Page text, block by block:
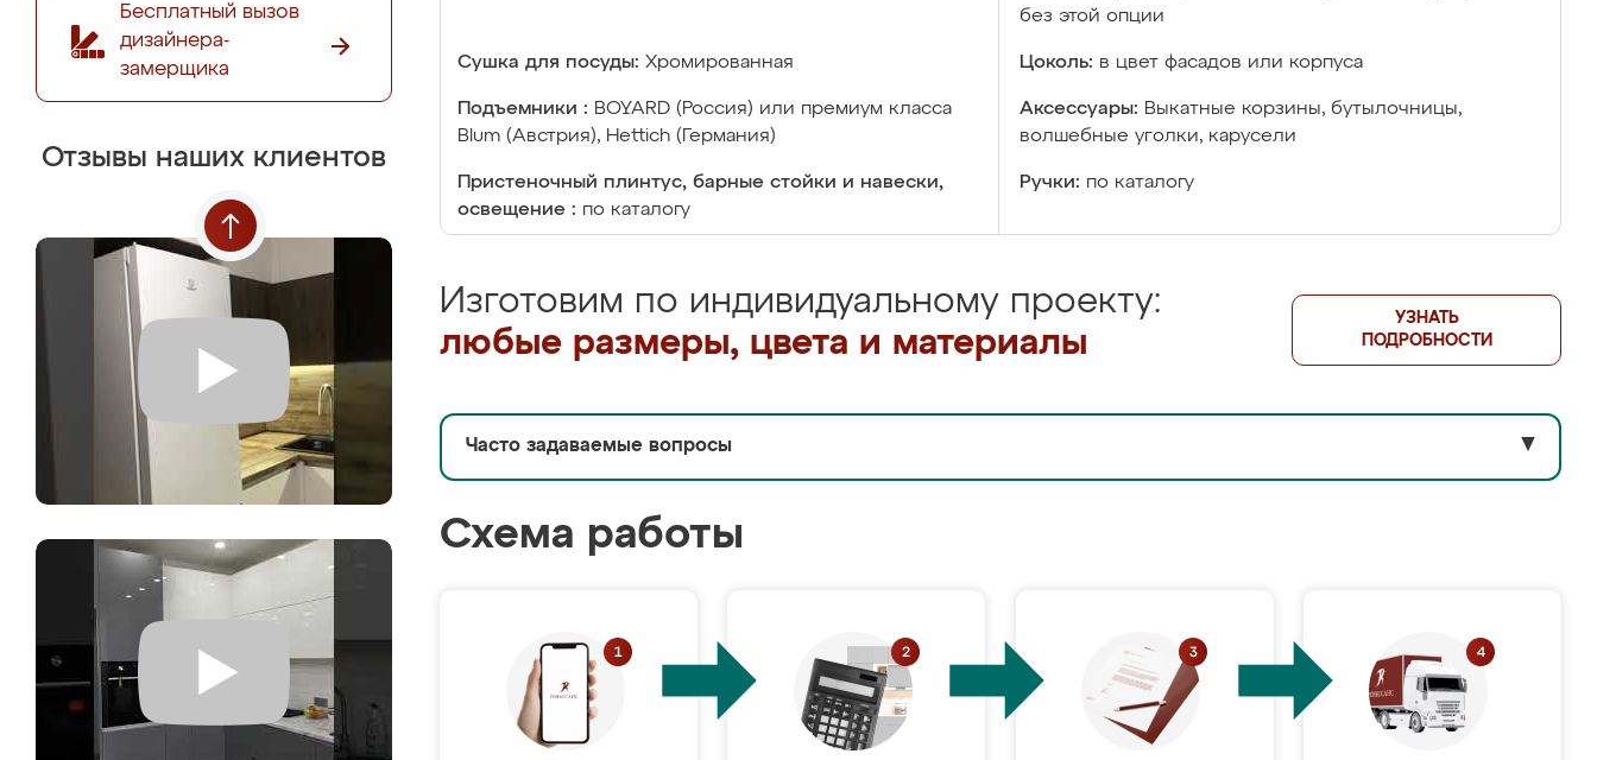
Бесплатный вызов
дизайнера-
замерщика
Отзывы наших клиентов
без этой опции
Сушка для посуды: Хромированная Цоколь: в цвет фасадов или корпуса
Подъемники : BOYARD (Россия) или премиум класса
Blum (Австрия), Hettich (Германия)
Аксессуары: Выкатные корзины, бутылочницы,
волшебные уголки, карусели
Пристеночный плинтус, барные стойки и навески,
освещение : по каталогу
Ручки: по каталогу
Изготовим по индивидуальному проекту:
любые размеры, цвета и материалы
УЗНАТЬ
ПОДРОБНОСТИ
Часто задаваемые вопросы ▼
Схема работы